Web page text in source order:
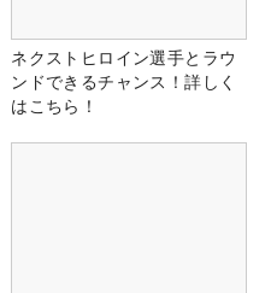
ネクストヒロイン選手とラウ
ンドできるチャンス！詳しく
はこちら！